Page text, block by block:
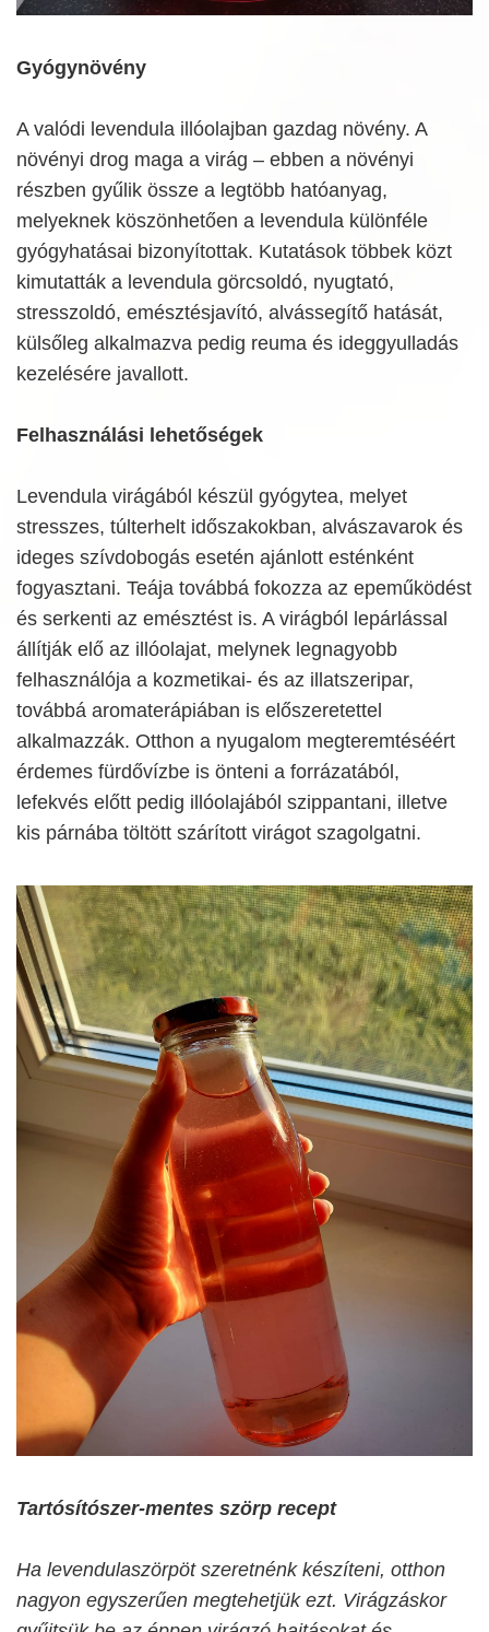
Gyógynövény
A valódi levendula illóolajban gazdag növény. A
növényi drog maga a virág – ebben a növényi
részben gyűlik össze a legtöbb hatóanyag,
melyeknek köszönhetően a levendula különféle
gyógyhatásai bizonyítottak. Kutatások többek közt
kimutatták a levendula görcsoldó, nyugtató,
stresszoldó, emésztésjavító, alvássegítő hatását,
külsőleg alkalmazva pedig reuma és ideggyulladás
kezelésére javallott.
Felhasználási lehetőségek
Levendula virágából készül gyógytea, melyet
stresszes, túlterhelt időszakokban, alvászavarok és
ideges szívdobogás esetén ajánlott esténként
fogyasztani. Teája továbbá fokozza az epeműködést
és serkenti az emésztést is. A virágból lepárlással
állítják elő az illóolajat, melynek legnagyobb
felhasználója a kozmetikai- és az illatszeripar,
továbbá aromaterápiában is előszeretettel
alkalmazzák. Otthon a nyugalom megteremtéséért
érdemes fürdővízbe is önteni a forrázatából,
lefekvés előtt pedig illóolajából szippantani, illetve
kis párnába töltött szárított virágot szagolgatni.
Tartósítószer-mentes szörp recept
Ha levendulaszörpöt szeretnénk készíteni, otthon
nagyon egyszerűen megtehetjük ezt. Virágzáskor